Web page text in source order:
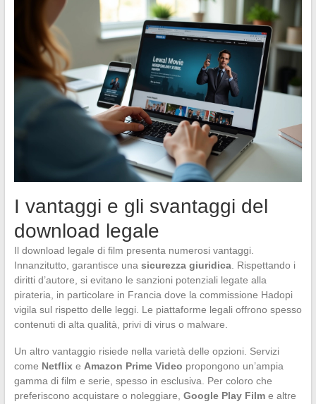
I vantaggi e gli svantaggi del
download legale
Il download legale di film presenta numerosi vantaggi.
Innanzitutto, garantisce una sicurezza giuridica. Rispettando i
diritti d’autore, si evitano le sanzioni potenziali legate alla
pirateria, in particolare in Francia dove la commissione Hadopi
vigila sul rispetto delle leggi. Le piattaforme legali offrono spesso
contenuti di alta qualità, privi di virus o malware.
Un altro vantaggio risiede nella varietà delle opzioni. Servizi
come Netflixe Amazon Prime Video propongono un’ampia
gamma di film e serie, spesso in esclusiva. Per coloro che
preferiscono acquistare o noleggiare, Google Play Filme altre